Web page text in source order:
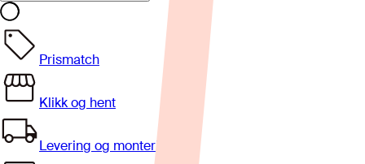
Prismatch
Klikk og hent
Levering og montering